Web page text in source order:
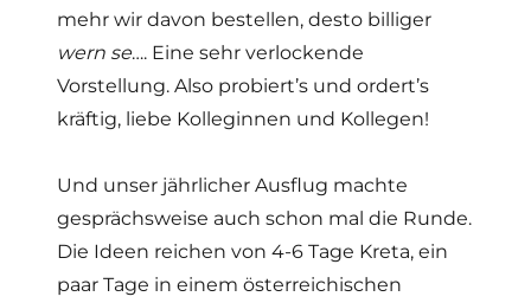
mehr wir davon bestellen, desto billiger
wern se…. Eine sehr verlockende
Vorstellung. Also probiert’s und ordert’s
kräftig, liebe Kolleginnen und Kollegen!
Und unser jährlicher Ausflug machte
gesprächsweise auch schon mal die Runde.
Die Ideen reichen von 4-6 Tage Kreta, ein
paar Tage in einem österreichischen